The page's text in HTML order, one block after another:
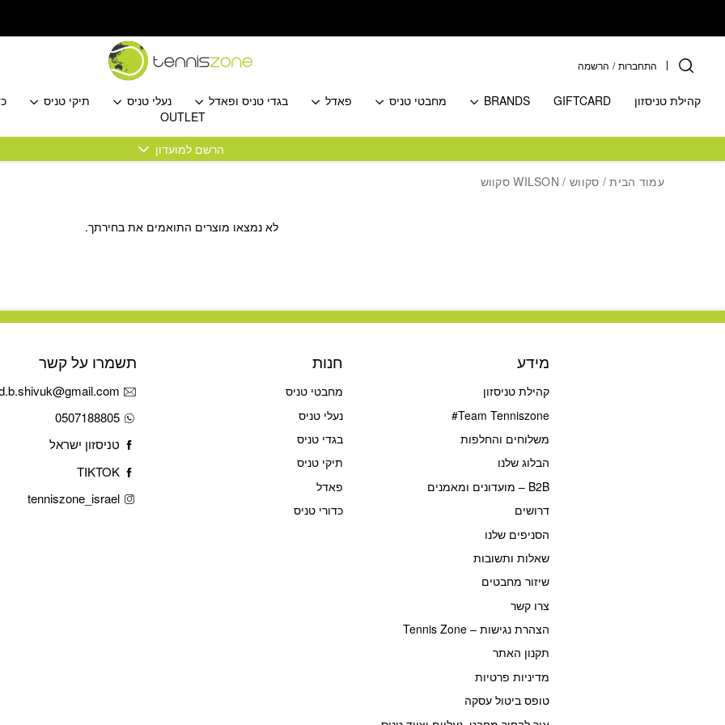
התחברות / הרשמה
קהילת טניסזון GIFTCARD
BRANDS מחבטי טניס פאדל בגדי טניס ופאדל נעלי טניס תיקי טניס
OUTLET
הרשם למועדון
עמוד הבית/ סקווש / WILSON סקווש
לא נמצאו מוצרים התואמים את בחירתך.
מידע
קהילת טניסזון
Team Tenniszone#
משלוחים והחלפות
הבלוג שלנו
B2B – מועדונים ומאמנים
דרושים
הסניפים שלנו
שאלות ותשובות
שיזור מחבטים
צרו קשר
הצהרת נגישות – Tennis Zone
תקנון האתר
מדיניות פרטיות
טופס ביטול עסקה
חנות
מחבטי טניס
נעלי טניס
בגדי טניס
תיקי טניס
פאדל
כדורי טניס
תשמרו על קשר
0507188805
טניסזון ישראל
TIKTOK
tenniszone_israel